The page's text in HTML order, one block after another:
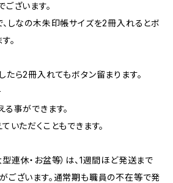
ざいます。
しなの木朱印帳サイズを2冊入れるとボ
。
ら2冊入れてもボタン留まります。
事ができます。
いただくこともできます。
連休・お盆等）は、1週間ほど発送まで
ございます。通常期も職員の不在等で発